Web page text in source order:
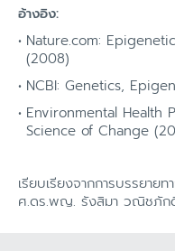
อ้างอิง:
Nature.com:
(2008)
NCBI: Genetics,
Environmental Health
Science of Change
เรียบเรียงจากการบรรยาย
ศ.ดร.พญ. รังสิมา วณิชภัก